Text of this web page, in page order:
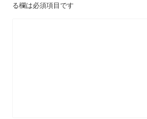
る欄は必須項目です